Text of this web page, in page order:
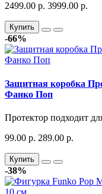
2499.00 р. 3999.00 р.
Купить
-66%
Защитная коробка
Фанко Поп
Протектор подходит
99.00 р. 289.00 р.
Купить
-38%